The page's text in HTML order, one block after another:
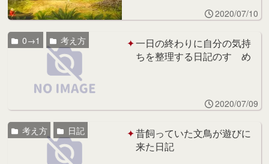
2020/07/10
一日の終わりに自分の気持
ちを整理する日記のすゝめ
0→1 考え方
2020/07/09
昔飼っていた文鳥が遊びに
来た日記
考え方 日記